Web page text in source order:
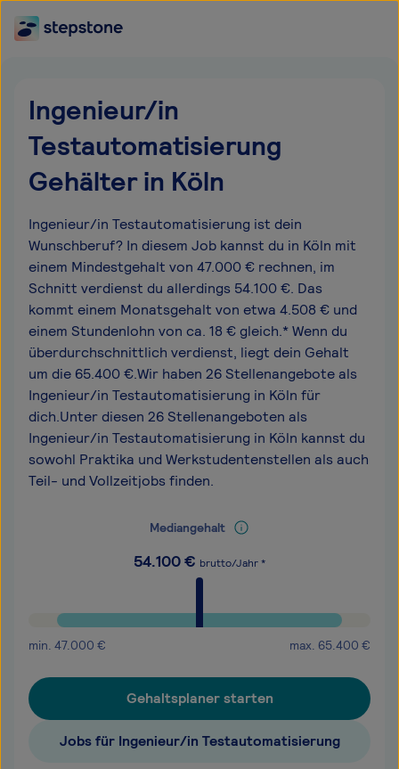
Ingenieur/in
Testautomatisierung
Gehälter in Köln
Ingenieur/in Testautomatisierung ist dein
Wunschberuf? In diesem Job kannst du in Köln mit
einem Mindestgehalt von 47.000 € rechnen, im
Schnitt verdienst du allerdings 54.100 €. Das
kommt einem Monatsgehalt von etwa 4.508 € und
einem Stundenlohn von ca. 18 € gleich.* Wenn du
überdurchschnittlich verdienst, liegt dein Gehalt
um die 65.400 €.Wir haben 26 Stellenangebote als
Ingenieur/in Testautomatisierung in Köln für
dich.Unter diesen 26 Stellenangeboten als
Ingenieur/in Testautomatisierung in Köln kannst du
sowohl Praktika und Werkstudentenstellen als auch
Teil- und Vollzeitjobs finden.
Mediangehalt
54.100€ brutto/Jahr *
min. 47.000 € max. 65.400 €
Gehaltsplaner starten
Jobs für Ingenieur/in Testautomatisierung